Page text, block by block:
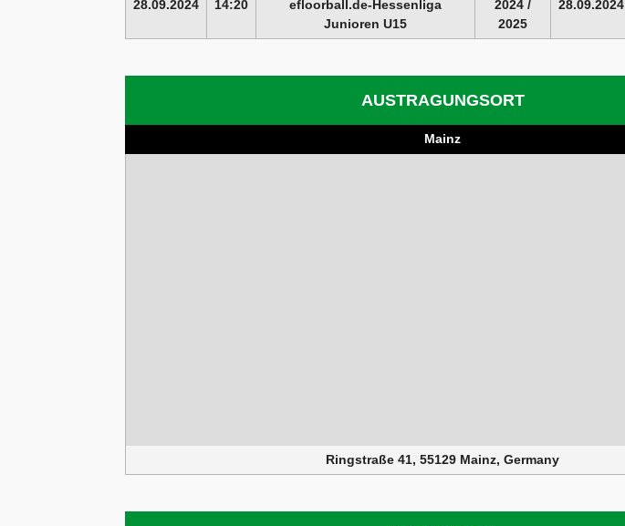
28.09.2024
14:20
efloorball.de-Hessenliga
Junioren U15
2024 /
2025
28.09.2024
AUSTRAGUNGSORT
Mainz
Ringstraße 41, 55129 Mainz, Germany